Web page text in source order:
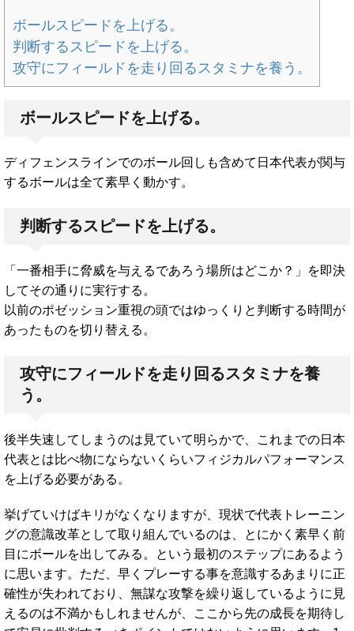
ボールスピードを上げる。
判断するスピードを上げる。
攻守にフィールドを走り回るスタミナを養う。
ボールスピードを上げる。
ディフェンスラインでのボール回しも含めて日本代表が関与
するボールは全て素早く動かす。
判断するスピードを上げる。
「一番相手に脅威を与えるであろう場所はどこか？」を即決
してその通りに実行する。
以前のポゼッション重視の頭ではゆっくりと判断する時間が
あったものを切り替える。
攻守にフィールドを走り回るスタミナを養
う。
後半失速してしまうのは見ていて明らかで、これまでの日本
代表とは比べ物にならないくらいフィジカルパフォーマンス
を上げる必要がある。
挙げていけばキリがなくなりますが、現状で代表トレーニン
グの意識改革として取り組んでいるのは、とにかく素早く前
目にボールを出してみる。という最初のステップにあるよう
に思います。ただ、早くプレーする事を意識するあまりに正
確性が失われており、無謀な攻撃を繰り返しているように見
えるのは不満かもしれませんが、ここから先の成長を期待し